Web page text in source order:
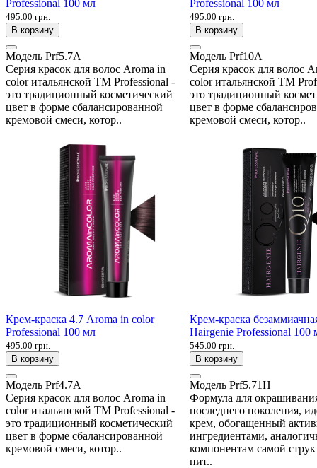
Professional 100 мл
495.00 грн.
В корзину
Модель Prf5.7A
Серия красок для волос Aroma in
color итальянской ТМ Professional -
это традиционный косметический
цвет в форме сбалансированной
кремовой смеси, котор..
Professional 100 мл
495.00 грн.
В корзину
Модель Prf10A
Серия красок для волос
color итальянской ТМ
это традиционный
цвет в форме
кремовой смеси, котор..
Крем-краска 4.7 Aroma in color
Professional 100 мл
495.00 грн.
В корзину
Модель Prf4.7A
Серия красок для волос Aroma in
color итальянской ТМ Professional -
это традиционный косметический
цвет в форме сбалансированной
кремовой смеси, котор..
Крем-краска
Hairgenie Professional 100
545.00 грн.
В корзину
Модель Prf5.71H
Формула для
последнего поколения,
крем, обогащенный
ингредиентами,
компонентам самой
пит..